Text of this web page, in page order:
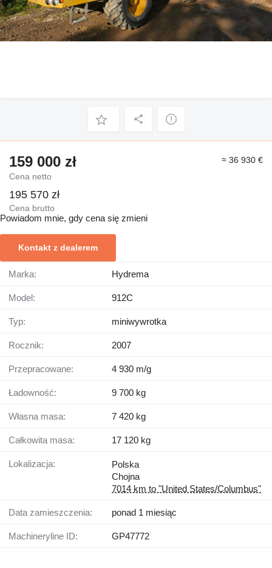
159 000 zł
Cena netto
≈ 36 930 €
195 570 zł
Cena brutto
Powiadom mnie, gdy cena się zmieni
Kontakt z dealerem
Marka: Hydrema
Model: 912C
Typ: miniwywrotka
Rocznik: 2007
Przepracowane: 4 930 m/g
Ładowność: 9 700 kg
Własna masa: 7 420 kg
Całkowita masa: 17 120 kg
Lokalizacja:
Polska
Chojna
7014 km to "United States/Columbus"
Data zamieszczenia: ponad 1 miesiąc
Machineryline ID: GP47772